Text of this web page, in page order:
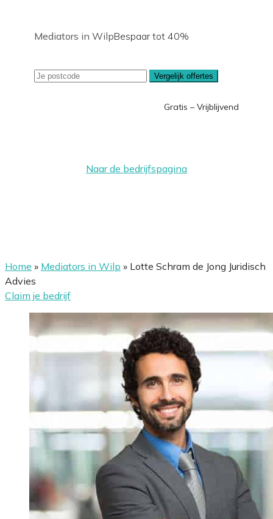
Mediators in WilpBespaar tot 40%
Vergelijk offertes
Gratis – Vrijblijvend
Naar de bedrijfspagina
Home » Mediators in Wilp » Lotte Schram de Jong Juridisch
Advies
Claim je bedrijf